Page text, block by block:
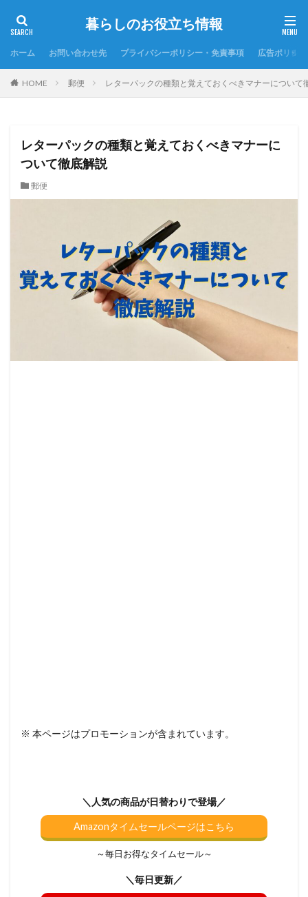
暮らしのお役立ち情報
ホーム お問い合わせ先 プライバシーポリシー・免責事項 広告ポリシー
HOME 郵便 レターパックの種類と覚えておくべきマナーについて
レターパックの種類と覚えておくべきマナーに
ついて徹底解説
郵便
※ 本ページはプロモーションが含まれています。
＼人気の商品が日替わりで登場／
Amazonタイムセールページはこちら
～毎日お得なタイムセール～
＼毎日更新／